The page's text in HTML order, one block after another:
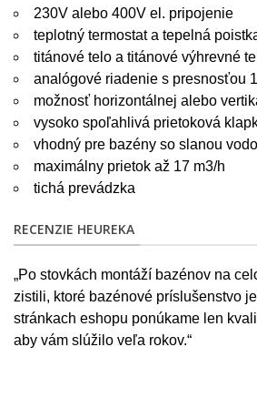
230V alebo 400V el. pripojenie
teplotný termostat a tepelná
titánové telo a titánové výhrevné
analógové riadenie s presnosťou
možnosť horizontálnej alebo
vysoko spoľahlivá prietoková
vhodný pre bazény so slanou
maximálny prietok až 17 m3/h
tichá prevádzka
RECENZIE HEUREKA
„Po stovkách montáží bazénov na
zistili, ktoré bazénové príslušenstvo
stránkach eshopu ponúkame len
aby vám slúžilo veľa rokov.“